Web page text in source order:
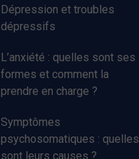
Dépression et troubles
dépressifs
L’anxiété : quelles sont ses
formes et comment la
prendre en charge ?
Symptômes
psychosomatiques : quelles
sont leurs causes ?